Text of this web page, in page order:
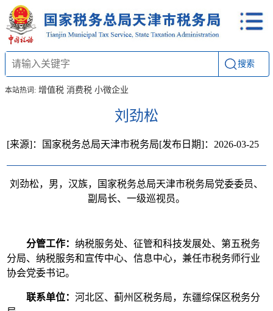
搜索
本站热词: 增值税 消费税 小微企业
刘劲松
[发布日期]：2026-03-25
[来源]：国家税务总局天津市税务局
刘劲松，男，汉族，国家税务总局天津市税务局党委委员、
副局长、一级巡视员。
分管工作：纳税服务处、征管和科技发展处、第五税务
分局、纳税服务和宣传中心、信息中心，兼任市税务师行业
协会党委书记。
联系单位：河北区、蓟州区税务局，东疆综保区税务分